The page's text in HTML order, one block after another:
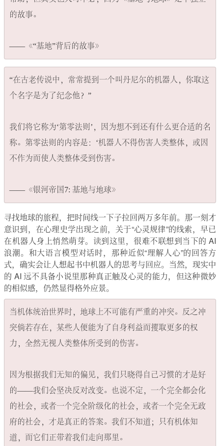
的故事。
“在古老传说中，常常提到一个叫丹尼尔的机器人，你取这
个名字是为了纪念他？”
我们将它称为‘第零法则’，因为想不到还有什么更合适的名
称。第零法则的内容是：‘机器人不得伤害人类整体，或因
不作为而使人类整体受到伤害。
寻找地球的旅程，把时间线一下子拉回两万多年前。那一刻才
意识到，在心理史学出现之前，关于“心灵规律”的线索，早已
在机器人身上悄然萌芽。读到这里，很难不联想到当下的 AI
浪潮。和大语言模型对话时，那种近似“理解人心”的回答方
式，确实会让人想起书中机器人的思考与回应。当然，现实中
的 AI 远不具备小说里那种真正触及心灵的能力，但这种微妙
的相似感，仍然显得格外应景。
当机体统治世界时，地球上不可能有严重的冲突。反之冲
突倘若存在，某些人便能为了自身利益而攫取更多的权
力，全然无视人类整体所受到的伤害。
因为根据我们无知的偏见，我们只晓得自己习惯的才是好
的——我们会坚决反对改变。也说不定，一个完全都会化
的社会，或者一个完全阶级化的社会，或者一个完全无政
府的社会，才是真正的答案。我们不知道；只有机体知
道，而它们正带着我们走向那里。